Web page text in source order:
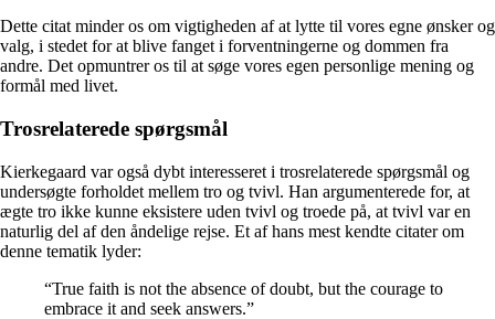
Dette citat minder os om vigtigheden af ​​at lytte til vores egne ønsker og
valg, i stedet for at blive fanget i forventningerne og dommen fra
andre. Det opmuntrer os til at søge vores egen personlige mening og
formål med livet.
Trosrelaterede spørgsmål
Kierkegaard var også dybt interesseret i trosrelaterede spørgsmål og
undersøgte forholdet mellem tro og tvivl. Han argumenterede for, at
ægte tro ikke kunne eksistere uden tvivl og troede på, at tvivl var en
naturlig del af den åndelige rejse. Et af hans mest kendte citater om
denne tematik lyder:
“True faith is not the absence of doubt, but the courage to
embrace it and seek answers.”